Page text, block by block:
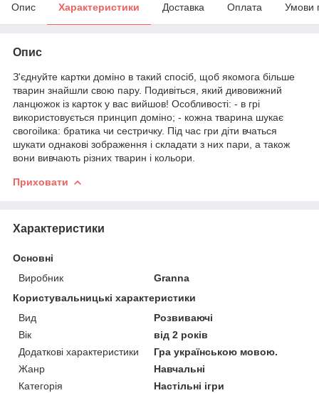
Опис Характеристики Доставка Оплата Умови
Опис
З'єднуйте картки доміно в такий спосіб, щоб якомога більше
тварин знайшли свою пару. Подивіться, який дивовижний
ланцюжок із карток у вас вийшов! Особливості: - в грі
використовується принцип доміно; - кожна тварина шукає
свогоilика: братика чи сестричку. Під час гри діти вчаться
шукати однакові зображення і складати з них пари, а також
вони вивчають різних тварин і кольори.
Приховати
Характеристики
Основні
Виробник
Granna
Користувальницькі характеристики
Вид
Розвиваючі
Вік
від 2 років
Додаткові характеристики
Гра українською мовою.
Жанр
Навчальні
Категорія
Настільні ігри